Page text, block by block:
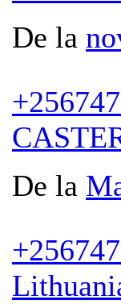
De la
De la